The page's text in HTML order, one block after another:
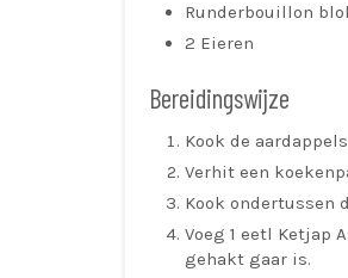
Runderbouillon
2 Eieren
Bereidingswijze
Kook de
Verhit een
Kook ondertussen
Voeg 1 eetl Ketjap
gehakt gaar is.